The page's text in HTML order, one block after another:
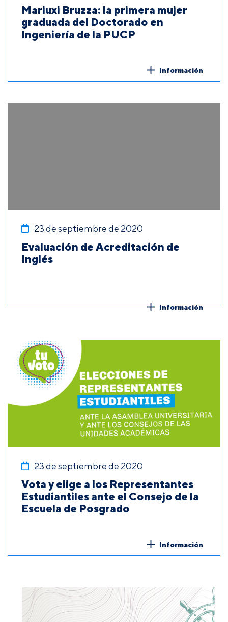
Mariuxi Bruzza: la primera mujer
graduada del Doctorado en
Ingeniería de la PUCP
Información
23 de septiembre de 2020
Evaluación de Acreditación de
Inglés
Información
23 de septiembre de 2020
Vota y elige a los Representantes
Estudiantiles ante el Consejo de la
Escuela de Posgrado
Información